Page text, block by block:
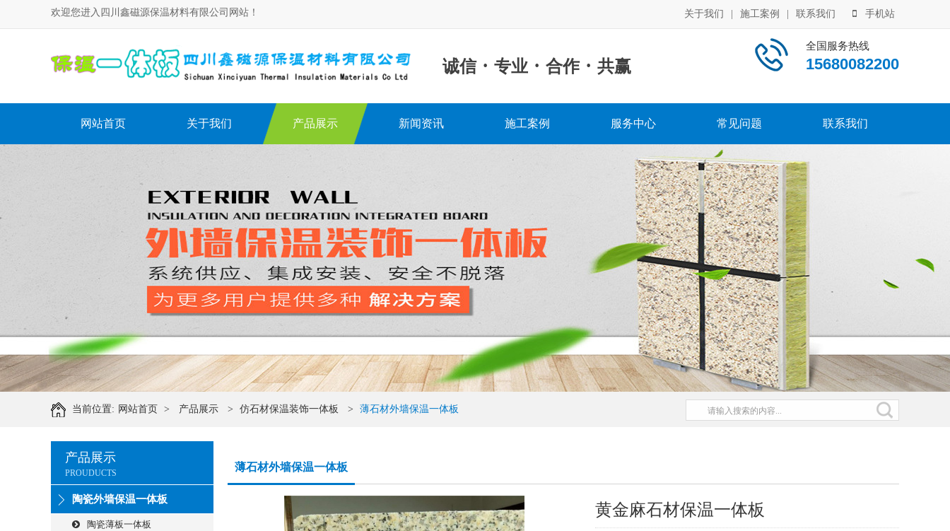
欢迎您进入四川鑫磁源保温材料有限公司网站！ 关于我们 施工案例 联系我们 手机站
诚信 · 专业 · 合作 · 共赢
全国服务热线
15680082200
网站首页 关于我们 产品展示 新闻资讯 施工案例 服务中心 常见问题 联系我们
当前位置: 网站首页 > 产品展示 > 仿石材保温装饰一体板 > 薄石材外墙保温一体板
产品展示
PROUDUCTS
陶瓷外墙保温一体板
陶瓷薄板一体板
薄石材外墙保温一体板
黄金麻石材保温一体板